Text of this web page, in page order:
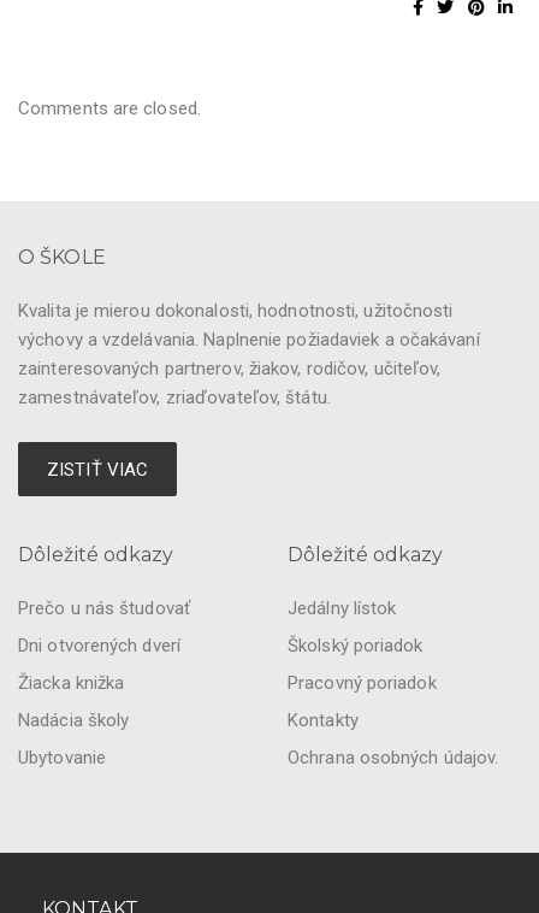
Comments are closed.
O ŠKOLE
Kvalita je mierou dokonalosti, hodnotnosti, užitočnosti
výchovy a vzdelávania. Naplnenie požiadaviek a očakávaní
zainteresovaných partnerov, žiakov, rodičov, učiteľov,
zamestnávateľov, zriaďovateľov, štátu.
ZISTIŤ VIAC
Dôležité odkazy
Prečo u nás študovať
Dni otvorených dverí
Žiacka knižka
Nadácia školy
Ubytovanie
Dôležité odkazy
Jedálny lístok
Školský poriadok
Pracovný poriadok
Kontakty
Ochrana osobných údajov.